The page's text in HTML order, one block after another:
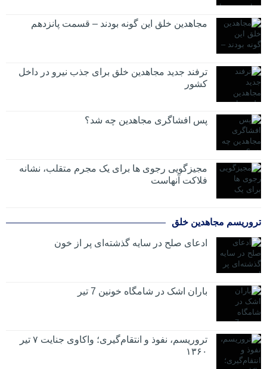
مجاهدین خلق این گونه بودند – قسمت پانزدهم
ترفند جدید مجاهدین خلق برای جذب نیرو در داخل
کشور
پس افشاگری مجاهدین چه شد؟
مجیزگویی رجوی ها برای یک مجرم متقلب، نشانه
فلاکت آنهاست
تروریسم مجاهدین خلق
ادعای صلح در سایه گذشته‌ای پر از خون
باران اشک در شامگاه خونین 7 تیر
تروریسم، نفوذ و انتقام‌گیری؛ واکاوی جنایت ۷ تیر
۱۳۶۰